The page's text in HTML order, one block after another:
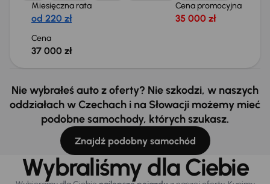
Miesięczna rata
od 220 zł
Cena promocyjna
35 000 zł
Cena
37 000 zł
Nie wybrałeś auto z oferty? Nie szkodzi, w naszych
oddziałach w Czechach i na Słowacji możemy mieć
podobne samochody, których szukasz.
Znajdź podobny samochód
Wybraliśmy dla Ciebie